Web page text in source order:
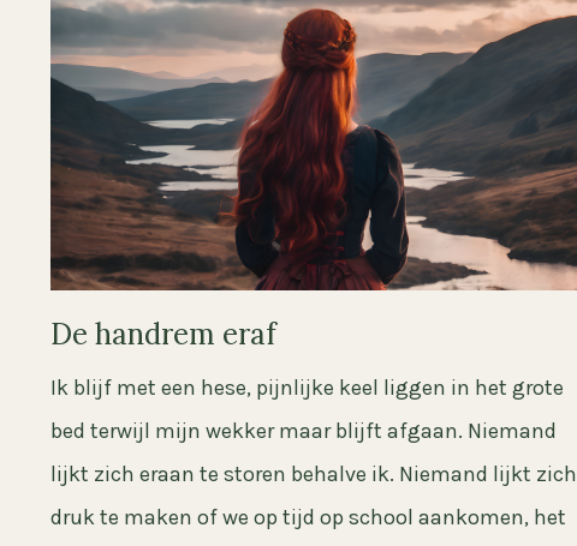
De handrem eraf
Ik blijf met een hese, pijnlijke keel liggen in het grote
bed terwijl mijn wekker maar blijft afgaan. Niemand
lijkt zich eraan te storen behalve ik. Niemand lijkt zich
druk te maken of we op tijd op school aankomen, het